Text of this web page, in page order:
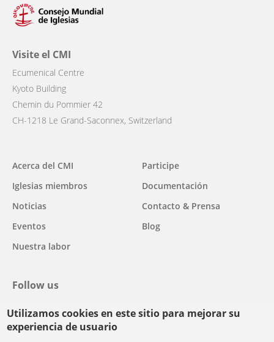
Utilizamos cookies en este sitio para mejorar su
experiencia de usuario
Visite el CMI
Ecumenical Centre
Kyoto Building
Chemin du Pommier 42
CH-1218 Le Grand-Saconnex, Switzerland
Main
navigation
Acerca del CMI
Iglesias miembros
Noticias
Eventos
Nuestra labor
Participe
Documentación
Contacto & Prensa
Blog
Follow us
facebook
twitteryoutubeyoutubeinstagram